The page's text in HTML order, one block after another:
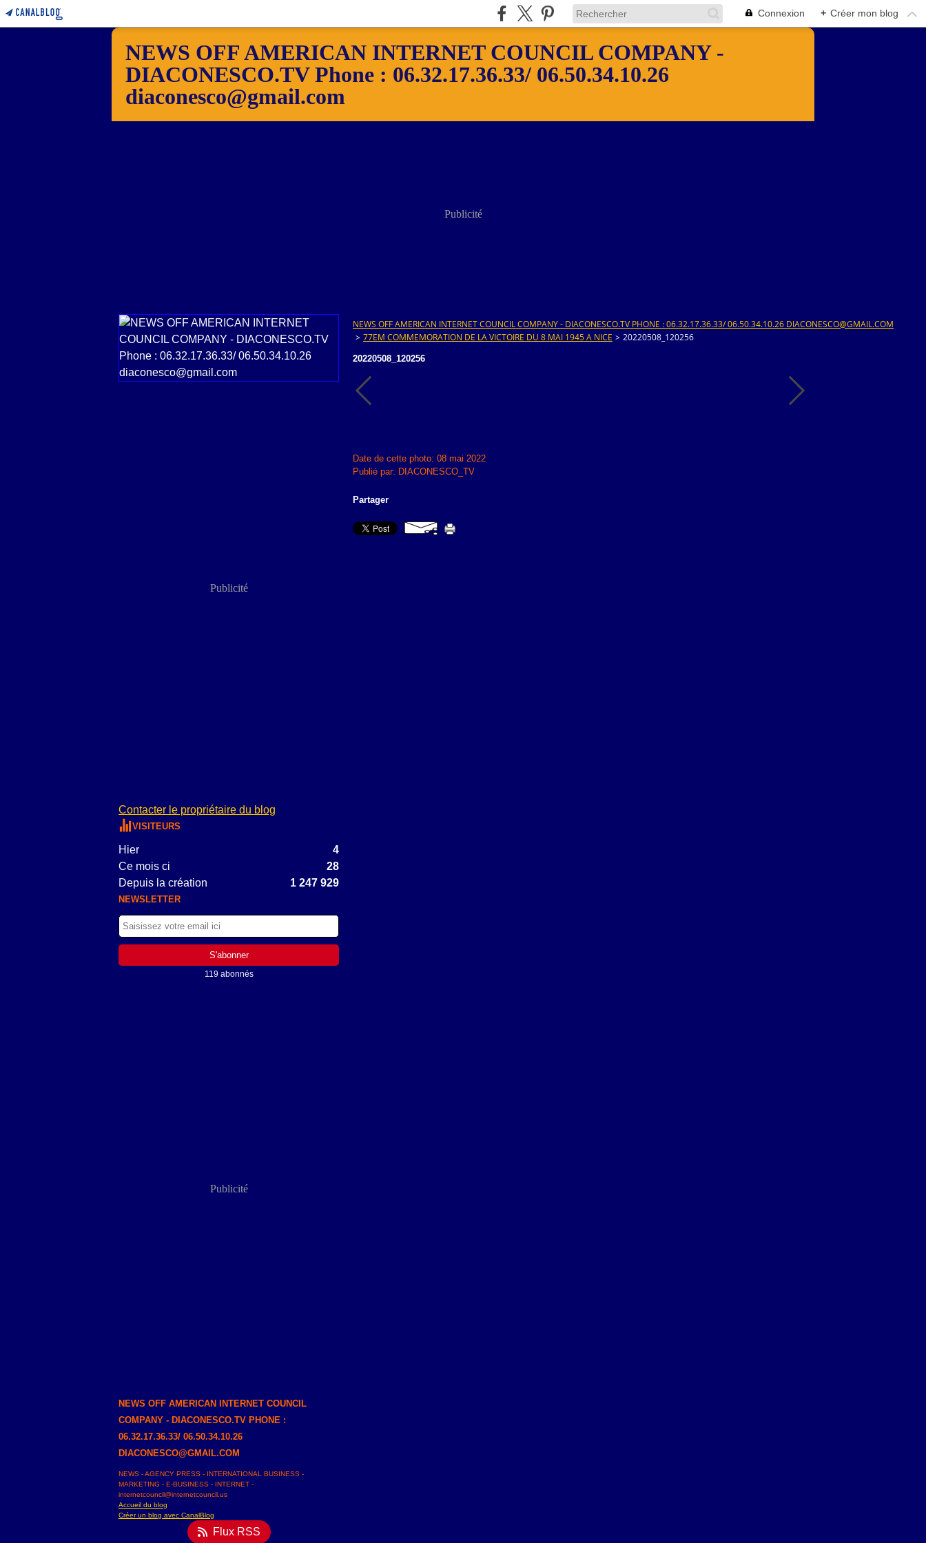
Connexion + Créer mon blog
NEWS OFF AMERICAN INTERNET COUNCIL COMPANY -
DIACONESCO.TV Phone : 06.32.17.36.33/ 06.50.34.10.26
diaconesco@gmail.com
Publicité
Publicité
Contacter le propriétaire du blog
VISITEURS
Hier
4
Ce mois ci
28
Depuis la création
1 247 929
NEWSLETTER
119 abonnés
Publicité
NEWS OFF AMERICAN INTERNET COUNCIL
COMPANY - DIACONESCO.TV PHONE :
06.32.17.36.33/ 06.50.34.10.26
DIACONESCO@GMAIL.COM
NEWS - AGENCY PRESS - INTERNATIONAL BUSINESS -
MARKETING - E-BUSINESS - INTERNET -
internetcouncil@internetcouncil.us
Accueil du blog
Créer un blog avec CanalBlog
Flux RSS
NEWS OFF AMERICAN INTERNET COUNCIL COMPANY - DIACONESCO.TV PHONE : 06.32.17.36.33/ 06.50.34.10.26 DIACONESCO@GMAIL.COM
> 77EM COMMEMORATION DE LA VICTOIRE DU 8 MAI 1945 A NICE > 20220508_120256
20220508_120256
Date de cette photo: 08 mai 2022
Publié par: DIACONESCO_TV
Partager